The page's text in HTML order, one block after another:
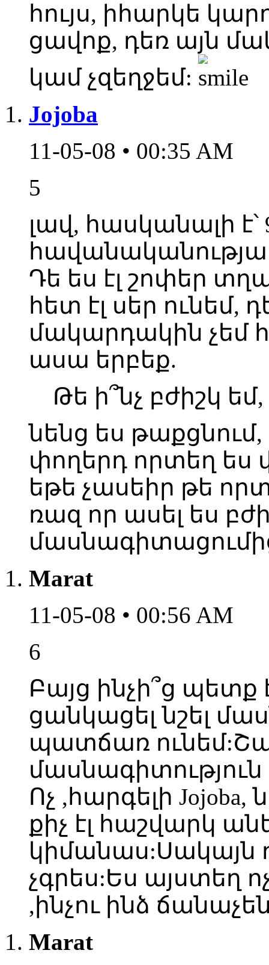
հույս, իհարկե
ցավոք, դեռ այն
կամ չզեղջեմ:
Jojoba
11-05-08 • 00:35 AM
5
լավ, հասկանալի է՝
Դե ես էլ շոփեր
հետ էլ սեր ունեմ,
մակարդակին չեմ
ասա երբեք.
Թե ի՞նչ բժիշկ
նենց ես
փողերդ որտեղ ես
եթե չասեիր թե
ռազ որ ասել ես
Marat
11-05-08 • 00:56 AM
6
Բայց ինչի՞ց պետք
ցանկացել նշել
պատճառ
մասնագիտություն
Ոչ ,հարգելի
քիչ էլ հաշվարկ
կիմանաս:Սակայն
չգրես:Ես այստեղ
,ինչու ինձ
Marat